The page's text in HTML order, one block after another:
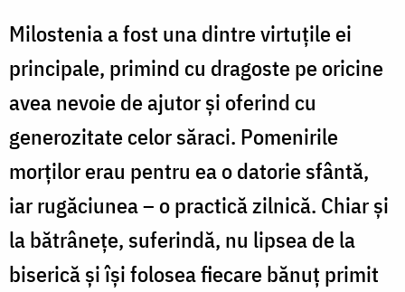
Milostenia a fost una dintre virtuțile ei
principale, primind cu dragoste pe oricine
avea nevoie de ajutor și oferind cu
generozitate celor săraci. Pomenirile
morților erau pentru ea o datorie sfântă,
iar rugăciunea – o practică zilnică. Chiar și
la bătrânețe, suferindă, nu lipsea de la
biserică și își folosea fiecare bănuț primit